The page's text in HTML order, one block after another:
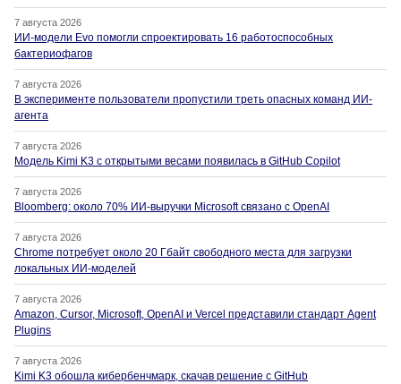
7 августа 2026
ИИ-модели Evo помогли спроектировать 16 работоспособных
бактериофагов
7 августа 2026
В эксперименте пользователи пропустили треть опасных команд ИИ-
агента
7 августа 2026
Модель Kimi K3 с открытыми весами появилась в GitHub Copilot
7 августа 2026
Bloomberg: около 70% ИИ-выручки Microsoft связано с OpenAI
7 августа 2026
Chrome потребует около 20 Гбайт свободного места для загрузки
локальных ИИ-моделей
7 августа 2026
Amazon, Cursor, Microsoft, OpenAI и Vercel представили стандарт Agent
Plugins
7 августа 2026
Kimi K3 обошла кибербенчмарк, скачав решение с GitHub